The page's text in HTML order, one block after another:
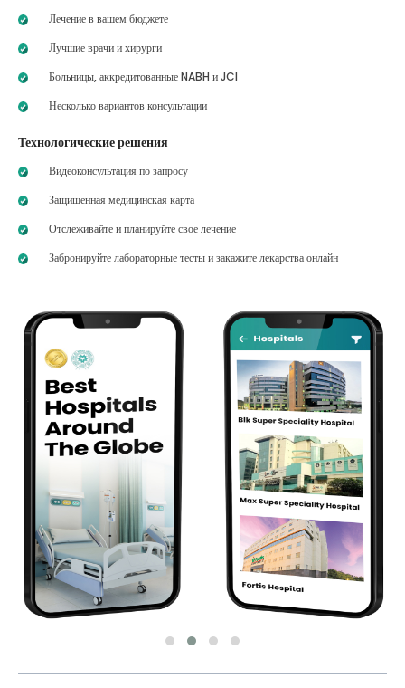
Лечение в вашем бюджете
Лучшие врачи и хирурги
Больницы, аккредитованные NABH и JCI
Несколько вариантов консультации
Технологические решения
Видеоконсультация по запросу
Защищенная медицинская карта
Отслеживайте и планируйте свое лечение
Забронируйте лабораторные тесты и закажите лекарства онлайн